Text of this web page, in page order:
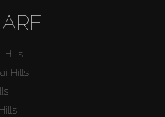
Hills
Hills